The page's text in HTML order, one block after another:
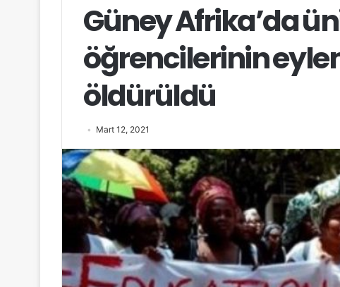
Güney Afrika’da
öğrencilerinin
öldürüldü
Mart 12, 2021